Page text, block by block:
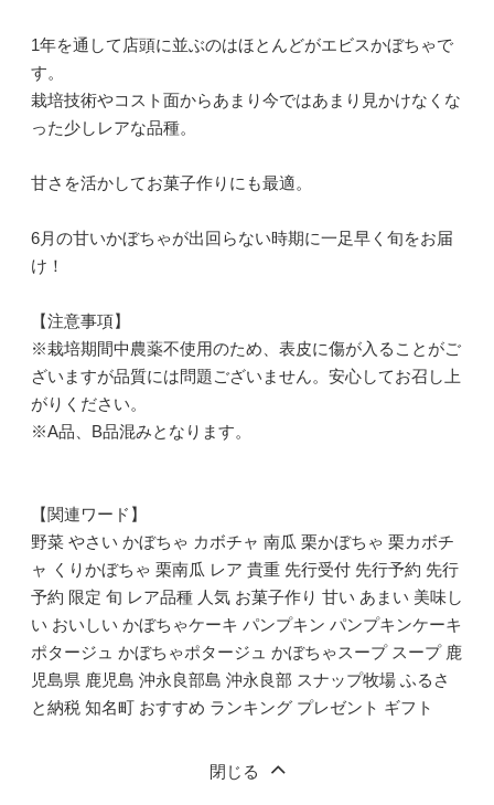
1年を通して店頭に並ぶのはほとんどがエビスかぼちゃで
す。
栽培技術やコスト面からあまり今ではあまり見かけなくな
った少しレアな品種。
甘さを活かしてお菓子作りにも最適。
6月の甘いかぼちゃが出回らない時期に一足早く旬をお届
け！
【注意事項】
※栽培期間中農薬不使用のため、表皮に傷が入ることがご
ざいますが品質には問題ございません。安心してお召し上
がりください。
※A品、B品混みとなります。
【関連ワード】
野菜 やさい かぼちゃ カボチャ 南瓜 栗かぼちゃ 栗カボチ
ャ くりかぼちゃ 栗南瓜 レア 貴重 先行受付 先行予約 先行
予約 限定 旬 レア品種 人気 お菓子作り 甘い あまい 美味し
い おいしい かぼちゃケーキ パンプキン パンプキンケーキ
ポタージュ かぼちゃポタージュ かぼちゃスープ スープ 鹿
児島県 鹿児島 沖永良部島 沖永良部 スナップ牧場 ふるさ
と納税 知名町 おすすめ ランキング プレゼント ギフト
閉じる